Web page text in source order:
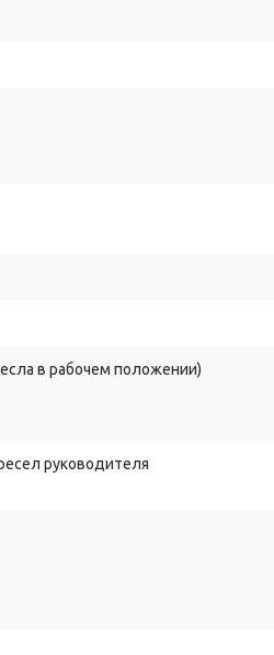
в рабочем положении)
руководителя